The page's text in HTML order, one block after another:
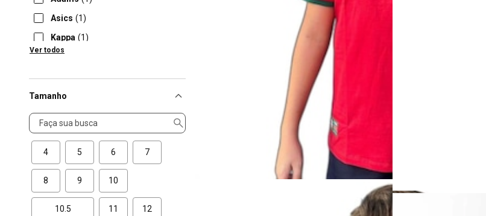
Asics (1)
Kappa (1)
NBA
Ver todos
Tamanho
Tamanho
4 5 6 7
8 9 10
10.5 11 12